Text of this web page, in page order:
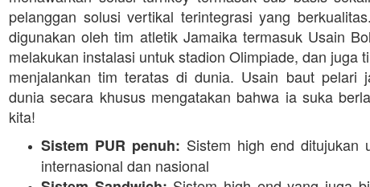
pelanggan solusi vertikal terintegrasi yang
digunakan oleh tim atletik Jamaika termasuk Usain
melakukan instalasi untuk stadion Olimpiade, dan juga
menjalankan tim teratas di dunia. Usain baut pelari
dunia secara khusus mengatakan bahwa ia suka
kita!
Sistem PUR penuh: Sistem high end ditujukan
internasional dan nasional